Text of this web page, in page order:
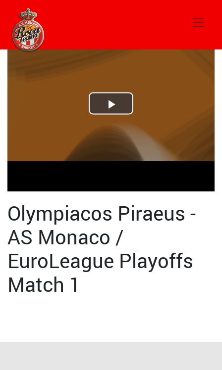
Play
Video
Olympiacos Piraeus -
AS Monaco /
EuroLeague Playoffs
Match 1